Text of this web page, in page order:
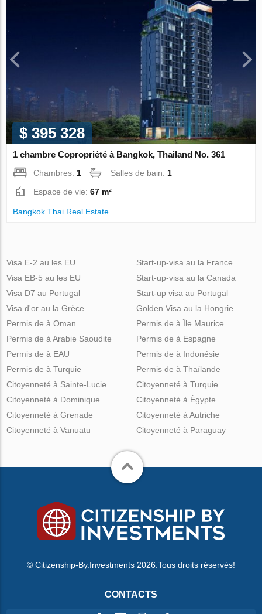
$ 395 328
1 chambre Copropriété à Bangkok, Thailand No. 361
Chambres: 1 Salles de bain: 1
Espace de vie:67 m²
Bangkok Thai Real Estate
Visa E-2 au les EU
Visa EB-5 au les EU
Visa D7 au Portugal
Visa d'or au la Grèce
Start-up-visa au la France
Start-up-visa au la Canada
Start-up visa au Portugal
Golden Visa au la Hongrie
Permis de à Oman
Permis de à Arabie Saoudite
Permis de à EAU
Permis de à Turquie
Permis de à Île Maurice
Permis de à Espagne
Permis de à Indonésie
Permis de à Thaïlande
Citoyenneté à Sainte-Lucie
Citoyenneté à Dominique
Citoyenneté à Grenade
Citoyenneté à Vanuatu
Citoyenneté à Turquie
Citoyenneté à Égypte
Citoyenneté à Autriche
Citoyenneté à Paraguay
© Citizenship-By.Investments 2026.Tous droits réservés!
CONTACTS